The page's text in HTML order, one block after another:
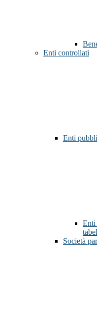
Enti controllati
Enti
Enti
Società